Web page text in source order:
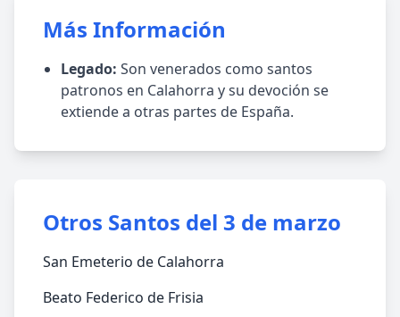
Más Información
Legado: Son venerados como santos
patronos en Calahorra y su devoción se
extiende a otras partes de España.
Otros Santos del 3 de marzo
San Emeterio de Calahorra
Beato Federico de Frisia